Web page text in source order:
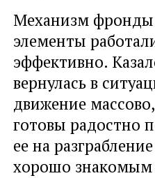
Механизм фронды
элементы
эффективно.
вернулась в
движение
готовы радостно
ее на
хорошо